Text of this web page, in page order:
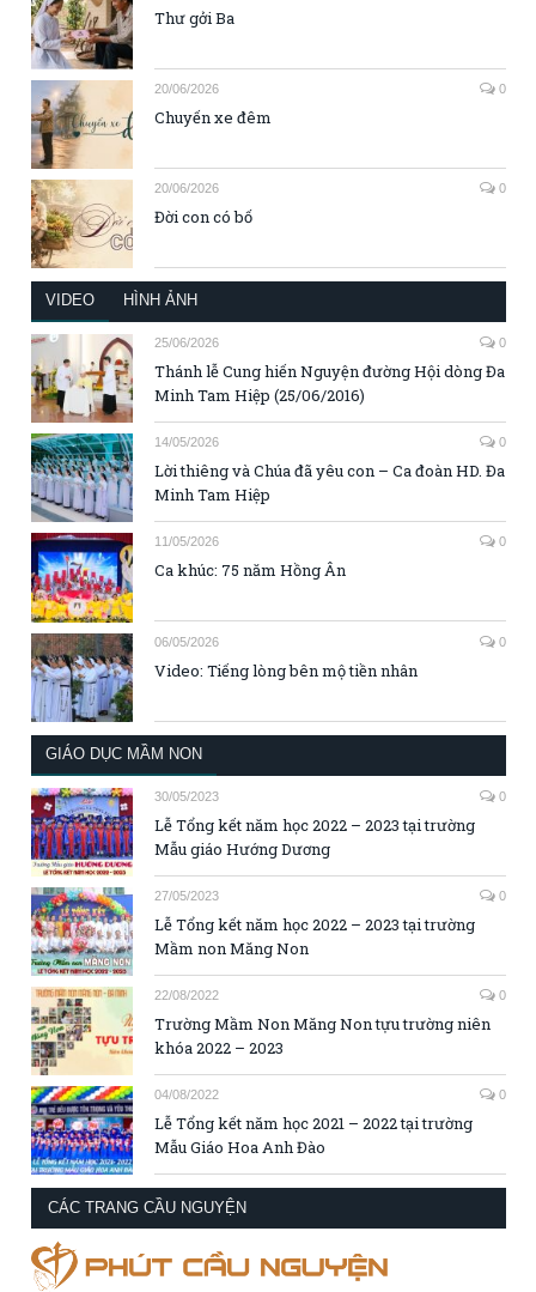
Thư gởi Ba
20/06/2026 0
Chuyến xe đêm
20/06/2026 0
Đời con có bố
VIDEO HÌNH ẢNH
25/06/2026 0
Thánh lễ Cung hiến Nguyện đường Hội dòng Đa
Minh Tam Hiệp (25/06/2016)
14/05/2026 0
Lời thiêng và Chúa đã yêu con – Ca đoàn HD. Đa
Minh Tam Hiệp
11/05/2026 0
Ca khúc: 75 năm Hồng Ân
06/05/2026 0
Video: Tiếng lòng bên mộ tiền nhân
GIÁO DỤC MẦM NON
30/05/2023 0
Lễ Tổng kết năm học 2022 – 2023 tại trường
Mẫu giáo Hướng Dương
27/05/2023 0
Lễ Tổng kết năm học 2022 – 2023 tại trường
Mầm non Măng Non
22/08/2022 0
Trường Mầm Non Măng Non tựu trường niên
khóa 2022 – 2023
04/08/2022 0
Lễ Tổng kết năm học 2021 – 2022 tại trường
Mẫu Giáo Hoa Anh Đào
CÁC TRANG CẦU NGUYỆN